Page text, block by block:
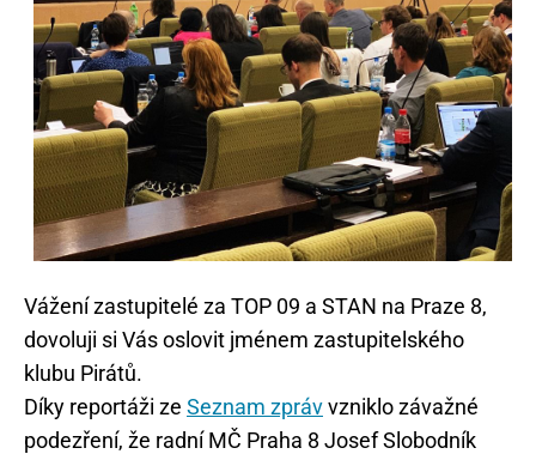
Vážení zastupitelé za TOP 09 a STAN na Praze 8,
dovoluji si Vás oslovit jménem zastupitelského
klubu Pirátů.
Díky reportáži ze Seznam zprávvzniklo závažné
podezření, že radní MČ Praha 8 Josef Slobodník